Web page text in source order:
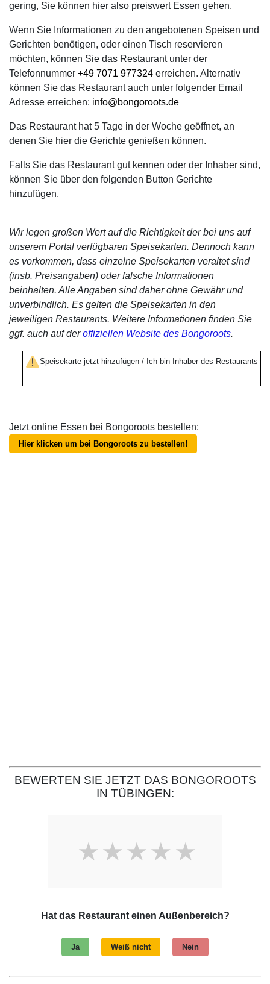
gering, Sie können hier also preiswert Essen gehen.
Wenn Sie Informationen zu den angebotenen Speisen und
Gerichten benötigen, oder einen Tisch reservieren
möchten, können Sie das Restaurant unter der
Telefonnummer +49 7071 977324 erreichen. Alternativ
können Sie das Restaurant auch unter folgender Email
Adresse erreichen: info@bongoroots.de
Das Restaurant hat 5 Tage in der Woche geöffnet, an
denen Sie hier die Gerichte genießen können.
Falls Sie das Restaurant gut kennen oder der Inhaber sind,
können Sie über den folgenden Button Gerichte
hinzufügen.
Wir legen großen Wert auf die Richtigkeit der bei uns auf
unserem Portal verfügbaren Speisekarten. Dennoch kann
es vorkommen, dass einzelne Speisekarten veraltet sind
(insb. Preisangaben) oder falsche Informationen
beinhalten. Alle Angaben sind daher ohne Gewähr und
unverbindlich. Es gelten die Speisekarten in den
jeweiligen Restaurants. Weitere Informationen finden Sie
ggf. auch auf deroffiziellen Website des Bongoroots.
Speisekarte jetzt hinzufügen / Ich bin Inhaber des Restaurants
Jetzt online Essen bei Bongoroots bestellen:
Hier klicken um bei Bongoroots zu bestellen!
BEWERTEN SIE JETZT DAS BONGOROOTS
IN TÜBINGEN:
Hat das Restaurant einen Außenbereich?
Ja Weiß nicht Nein